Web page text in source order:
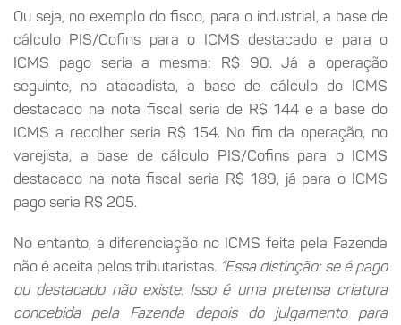
Ou seja, no exemplo do fisco, para o industrial, a base de
cálculo PIS/Cofins para o ICMS destacado e para o
ICMS pago seria a mesma: R$ 90. Já a operação
seguinte, no atacadista, a base de cálculo do ICMS
destacado na nota fiscal seria de R$ 144 e a base do
ICMS a recolher seria R$ 154. No fim da operação, no
varejista, a base de cálculo PIS/Cofins para o ICMS
destacado na nota fiscal seria R$ 189, já para o ICMS
pago seria R$ 205.
No entanto, a diferenciação no ICMS feita pela Fazenda
não é aceita pelos tributaristas. “Essa distinção: se é pago
ou destacado não existe. Isso é uma pretensa criatura
concebida pela Fazenda depois do julgamento para